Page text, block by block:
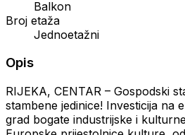
Balkon
Broj etaža
Jednoetažni
Opis
RIJEKA, CENTAR – Gospodski
stambene jedinice! Investicija na
grad bogate industrijske i